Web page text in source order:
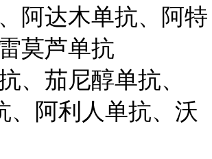
阿达木单抗、阿特
莫芦单抗
、茄尼醇单抗、
、阿利人单抗、沃